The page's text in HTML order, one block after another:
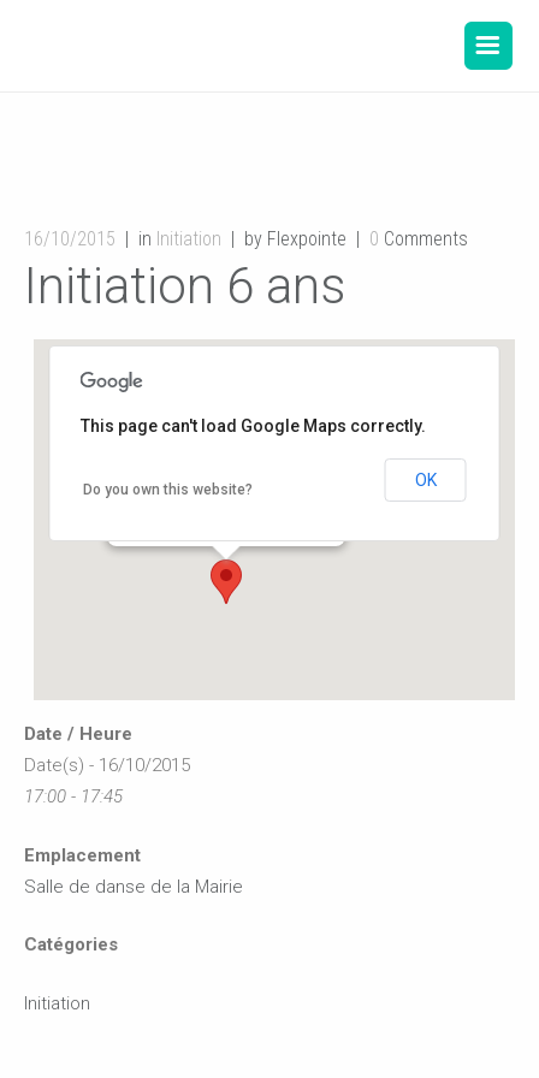
16/10/2015 in Initiation by Flexpointe 0 Comments
Initiation 6 ans
Salle de danse de la Mairie
12, rue de l'hôtel de ville - Buxerolles
This page can't load Google Maps correctly.
Do you own this website?
OK
Date / Heure
Date(s) - 16/10/2015
17:00 - 17:45
Emplacement
Salle de danse de la Mairie
Catégories
Initiation